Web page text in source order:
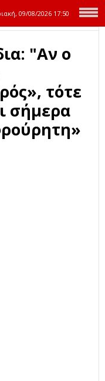
09/08/2026 17:50
"Αν ο
τότε
σήμερα